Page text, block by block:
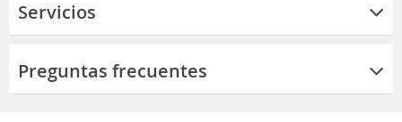
Servicios
Preguntas frecuentes